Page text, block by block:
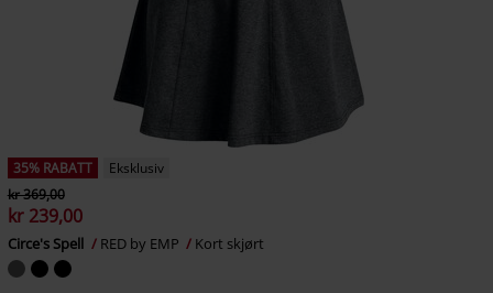
35% RABATT
Eksklusiv
kr 369,00
kr 239,00
Circe's Spell RED by EMP Kort skjørt